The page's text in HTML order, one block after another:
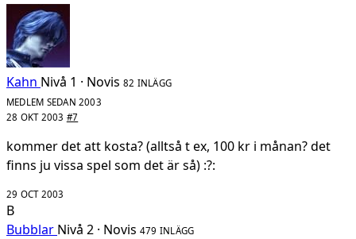
Kahn Nivå 1 · Novis 82 INLÄGG
MEDLEM SEDAN 2003
28 OKT 2003 #7
kommer det att kosta? (alltså t ex, 100 kr i månan? det
finns ju vissa spel som det är så) :?:
29 OCT 2003
B
Bubblar Nivå 2 · Novis 479 INLÄGG